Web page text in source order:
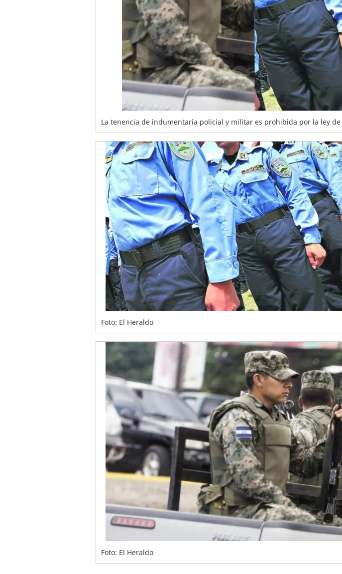
La tenencia de indumentaria policial y militar es prohibida por la ley de
Foto: El Heraldo
Foto: El Heraldo